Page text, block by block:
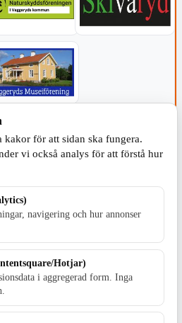
grundat 1991 som sedan 2002 ger
2010 lanserades Värnamo.nu. Från
tre kommuner: Gnosjö,
Vaggeryds kommun.
för att sidan ska fungera.
vi också analys för att förstå hur
navigering och hur annonser
Hotjar)
i aggregerad form. Inga